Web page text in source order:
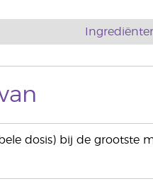
dosis) bij de grootste